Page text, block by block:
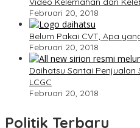
Februari 20, 2018
Belum Pakai CVT, Apa
Februari 20, 2018
Daihatsu Santai Penjualan
LCGC
Februari 20, 2018
Politik Terbaru